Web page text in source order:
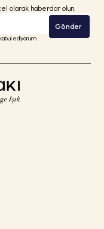
olarak haberdar olun.
Gönder
ediyorum.